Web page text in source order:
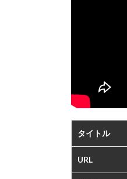
タイトル
URL